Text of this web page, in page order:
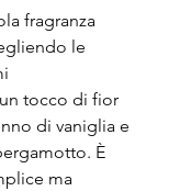
fragranza
le
tocco di fior
di vaniglia e
È
ma